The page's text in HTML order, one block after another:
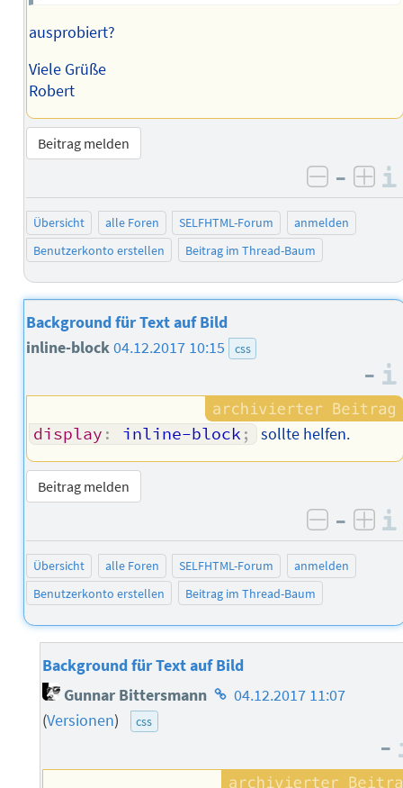
ausprobiert?
Viele Grüße
Robert
Beitrag melden
negativ
–
Übersicht alle Foren SELFHTML-Forum
anmelden
Benutzerkonto erstellen
Beitrag im Thread-Baum
Background für Text auf Bild
inline-block04.12.2017 10:15 css
–
display : inline-block ; sollte helfen.
Beitrag melden
negativ
–
Übersicht alle Foren SELFHTML-Forum
anmelden
Benutzerkonto erstellen
Beitrag im Thread-Baum
Background für Text auf Bild
Gunnar Bittersmann Homepage
04.12.2017 11:07
(Versionen) css
–